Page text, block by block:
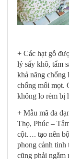
+ Các hạt gỗ
lý sấy khô, tẩm
khả năng chống
chống mối mọt.
không lo rèm bị
+ Mẫu mã đa
Thọ, Phúc –
cột…. tạo nên
phong cảnh tinh
cũng phải ngắm